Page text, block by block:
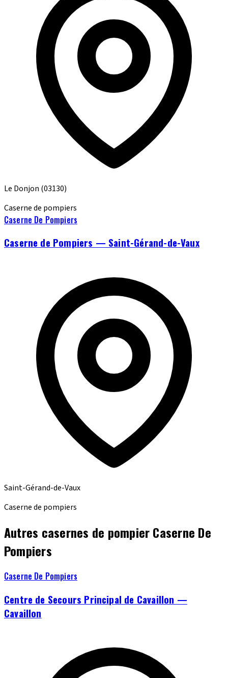
Le Donjon (03130)
Caserne de pompiers
Caserne De Pompiers
Caserne de Pompiers — Saint-Gérand-de-Vaux
Saint-Gérand-de-Vaux
Caserne de pompiers
Autres casernes de pompier Caserne De
Pompiers
Caserne De Pompiers
Centre de Secours Principal de Cavaillon —
Cavaillon